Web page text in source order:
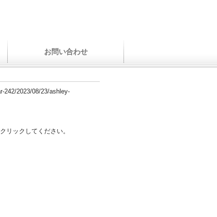
お問い合わせ
242/2023/08/23/ashley-
リックしてください。